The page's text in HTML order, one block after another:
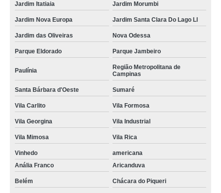
Jardim Itatiaia Jardim Morumbi
Jardim Nova Europa Jardim Santa Clara Do Lago Ll
Jardim das Oliveiras Nova Odessa
Parque Eldorado Parque Jambeiro
Paulínia
Região Metropolitana de
Campinas
Santa Bárbara d'Oeste Sumaré
Vila Carlito Vila Formosa
Vila Georgina Vila Industrial
Vila Mimosa Vila Rica
Vinhedo
americana
Anália Franco
Aricanduva
Belém Chácara do Piqueri